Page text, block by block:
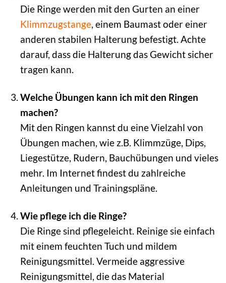
Die Ringe werden mit den Gurten an einer
Klimmzugstange, einem Baumast oder einer
anderen stabilen Halterung befestigt. Achte
darauf, dass die Halterung das Gewicht sicher
tragen kann.
Welche Übungen kann ich mit den Ringen
machen?
Mit den Ringen kannst du eine Vielzahl von
Übungen machen, wie z.B. Klimmzüge, Dips,
Liegestütze, Rudern, Bauchübungen und vieles
mehr. Im Internet findest du zahlreiche
Anleitungen und Trainingspläne.
Wie pflege ich die Ringe?
Die Ringe sind pflegeleicht. Reinige sie einfach
mit einem feuchten Tuch und mildem
Reinigungsmittel. Vermeide aggressive
Reinigungsmittel, die das Material